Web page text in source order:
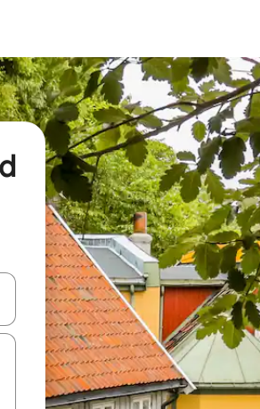
keuze met je de pijltjestoetsen omhoog